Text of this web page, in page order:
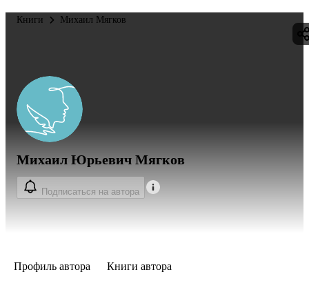
Книги Михаил Мягков
Михаил Юрьевич Мягков
Подписаться на автора
Профиль автора Книги автора